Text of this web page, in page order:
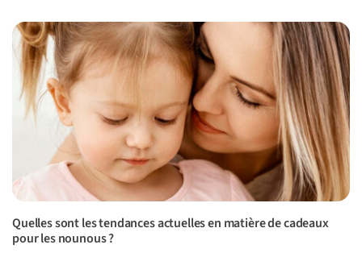
Quelles sont les tendances actuelles en matière de cadeaux
pour les nounous ?